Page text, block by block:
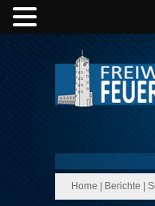
Home Berichte